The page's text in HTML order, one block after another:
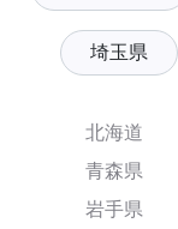
埼玉県
北海道
青森県
岩手県